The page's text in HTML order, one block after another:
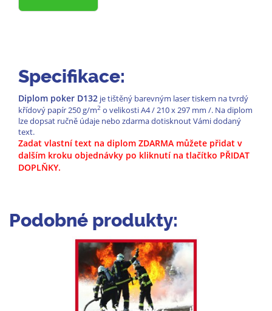
Specifikace:
Diplom poker D132 je tištěný barevným laser tiskem na tvrdý
křídový papír 250 g/m2 o velikosti A4 / 210 x 297 mm /. Na diplom
lze dopsat ručně údaje nebo zdarma dotisknout Vámi dodaný
text.
Zadat vlastní text na diplom ZDARMA můžete přidat v
dalším kroku objednávky po kliknutí na tlačítko PŘIDAT
DOPLŇKY.
Podobné produkty: